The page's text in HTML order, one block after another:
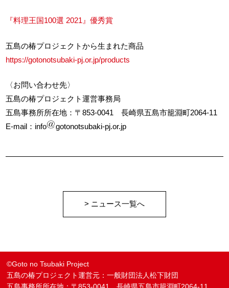
『料理王国100選 2021』優秀賞
五島の椿プロジェクトから生まれた商品
https://gotonotsubaki-pj.or.jp/products
〈お問い合わせ先〉
五島の椿プロジェクト運営事務局
五島事務所所在地：〒853-0041 長崎県五島市籠淵町2064-11
E-mail：info
gotonotsubaki-pj.or.jp
> ニュース一覧へ
©Goto no Tsubaki Project
五島の椿プロジェクト運営元：一般財団法人松下財団